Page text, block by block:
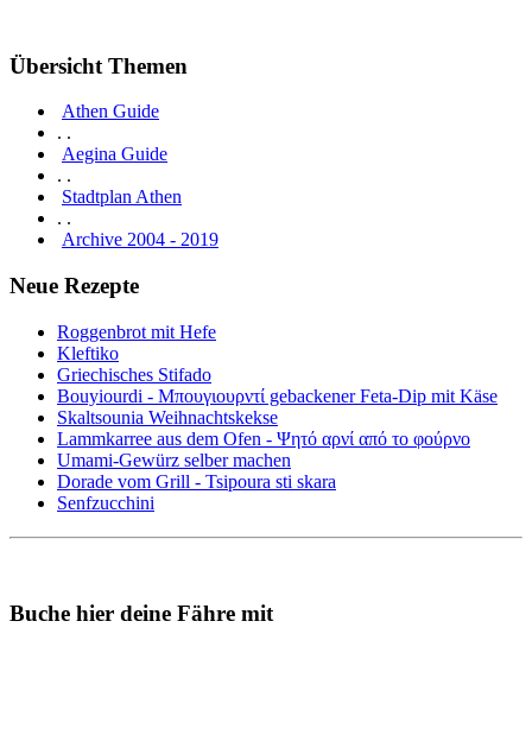
Übersicht Themen
Athen Guide
. .
Aegina Guide
. .
Stadtplan Athen
. .
Archive 2004 - 2019
Neue Rezepte
Roggenbrot mit Hefe
Kleftiko
Griechisches Stifado
Bouyiourdi - Μπουγιουρντί gebackener Feta-Dip mit Käse
Skaltsounia Weihnachtskekse
Lammkarree aus dem Ofen - Ψητό αρνί από το φούρνο
Umami-Gewürz selber machen
Dorade vom Grill - Tsipoura sti skara
Senfzucchini
Buche hier deine Fähre mit